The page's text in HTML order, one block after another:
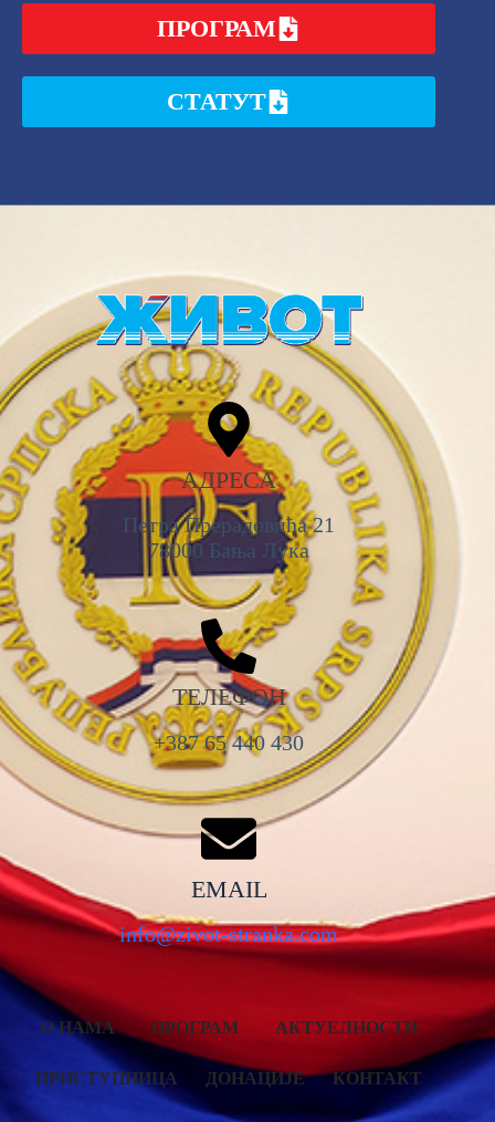
ПРОГРАМ
СТАТУТ
АДРЕСА
Петра Прерадовића 21
78000 Бања Лука
ТЕЛЕФОН
+387 65 440 430
EMAIL
info@zivot-stranka.com
О НАМА ПРОГРАМ АКТУЕЛНОСТИ
ПРИСТУПНИЦА ДОНАЦИЈЕ КОНТАКТ